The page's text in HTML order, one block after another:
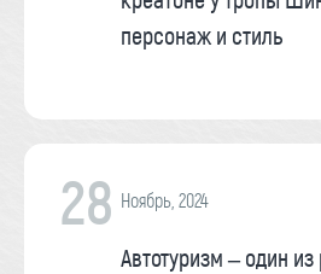
персонаж и стиль
28 Ноябрь, 2024
Автотуризм – один